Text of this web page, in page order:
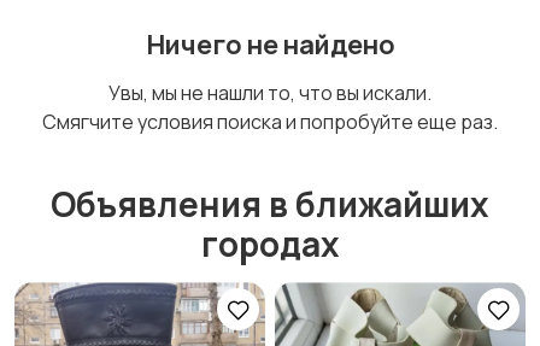
Пиджаки и костюмы Платья и юбки
Ничего не найдено
Увы, мы не нашли то, что вы искали.
Смягчите условия поиска и попробуйте еще раз.
Объявления в ближайших
городах